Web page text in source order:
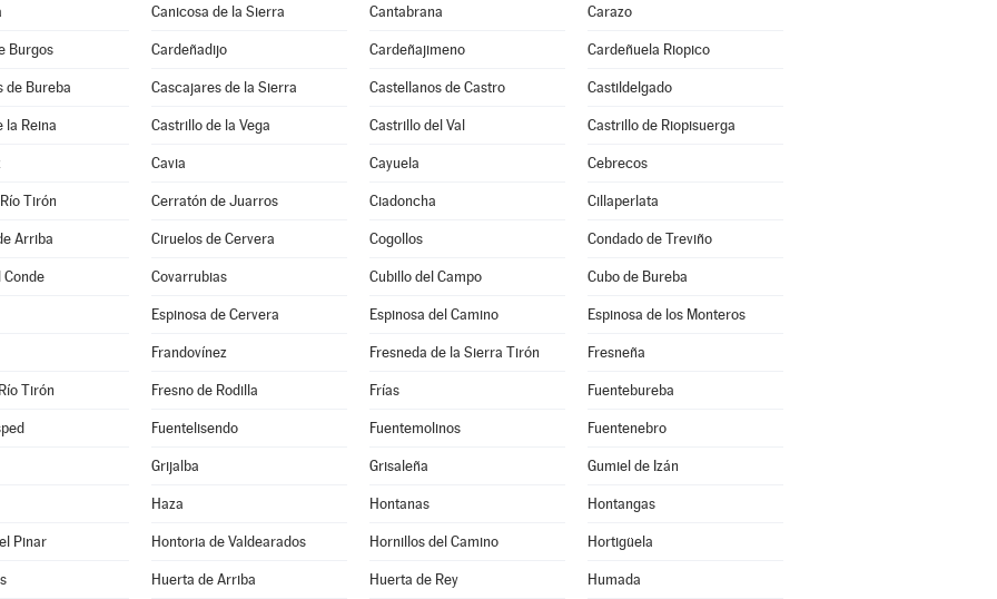
Canicosa de la Sierra Cantabrana Carazo
Burgos Cardeñadijo Cardeñajimeno Cardeñuela Riopico
de Bureba Cascajares de la Sierra Castellanos de Castro Castildelgado
la Reina Castrillo de la Vega Castrillo del Val Castrillo de Riopisuerga
Cavia Cayuela Cebrecos
Tirón Cerratón de Juarros Ciadoncha Cillaperlata
Arriba Ciruelos de Cervera Cogollos Condado de Treviño
Conde Covarrubias Cubillo del Campo Cubo de Bureba
Espinosa de Cervera Espinosa del Camino Espinosa de los Monteros
Frandovínez Fresneda de la Sierra Tirón Fresneña
Tirón Fresno de Rodilla Frías Fuentebureba
Fuentelisendo Fuentemolinos Fuentenebro
Grijalba Grisaleña Gumiel de Izán
Haza Hontanas Hontangas
Pinar Hontoria de Valdearados Hornillos del Camino Hortigüela
Huerta de Arriba Huerta de Rey Humada